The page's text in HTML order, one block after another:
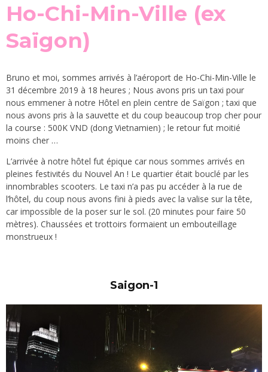
Ho-Chi-Min-Ville (ex
Saïgon)
Bruno et moi, sommes arrivés à l’aéroport de Ho-Chi-Min-Ville le
31 décembre 2019 à 18 heures ; Nous avons pris un taxi pour
nous emmener à notre Hôtel en plein centre de Saïgon ; taxi que
nous avons pris à la sauvette et du coup beaucoup trop cher pour
la course : 500K VND (dong Vietnamien) ; le retour fut moitié
moins cher …
L’arrivée à notre hôtel fut épique car nous sommes arrivés en
pleines festivités du Nouvel An ! Le quartier était bouclé par les
innombrables scooters. Le taxi n’a pas pu accéder à la rue de
l’hôtel, du coup nous avons fini à pieds avec la valise sur la tête,
car impossible de la poser sur le sol. (20 minutes pour faire 50
mètres). Chaussées et trottoirs formaient un embouteillage
monstrueux !
Saigon-1